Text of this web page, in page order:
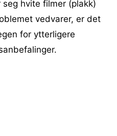
hvite filmer (plakk)
vedvarer, er det
for ytterligere